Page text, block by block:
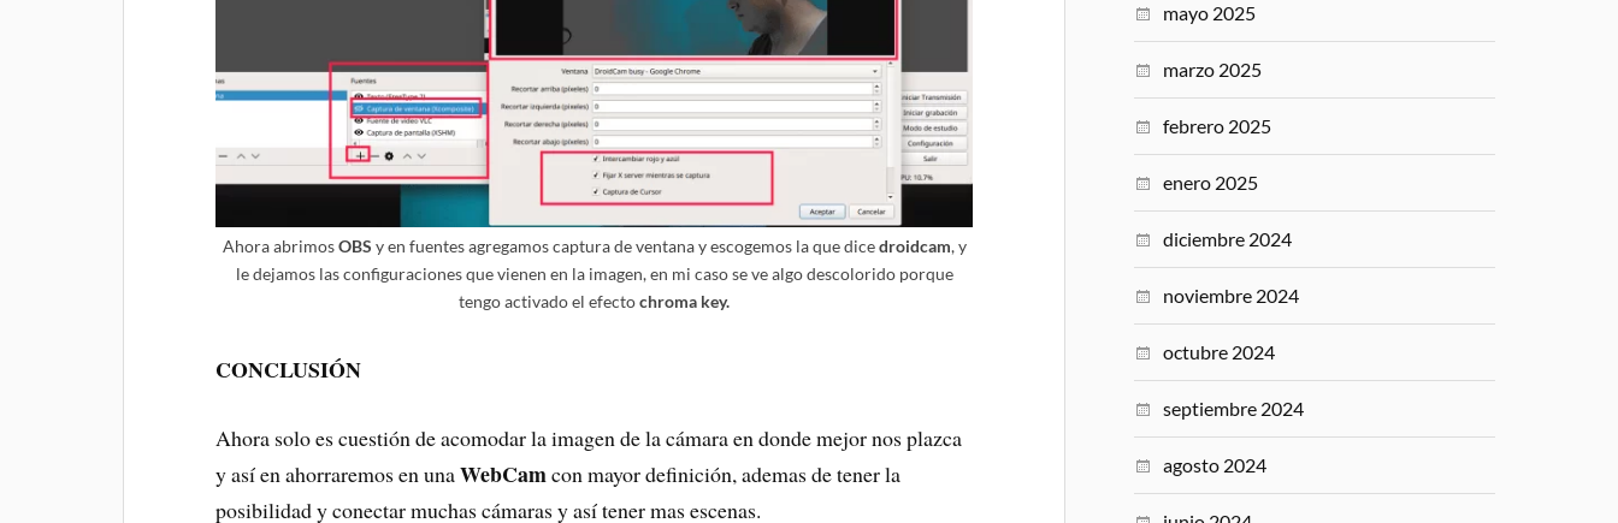
Ahora abrimosOBS y en fuentes agregamos captura de ventana y escogemos la que dicedroidcam, y
le dejamos las configuraciones que vienen en la imagen, en mi caso se ve algo descolorido porque
tengo activado el efectochroma key.
CONCLUSIÓN
Ahora solo es cuestión de acomodar la imagen de la cámara en donde mejor nos plazca
y así en ahorraremos en unaWebCamcon mayor definición, ademas de tener la
posibilidad y conectar muchas cámaras y así tener mas escenas.
mayo 2025
marzo 2025
febrero 2025
enero 2025
diciembre 2024
noviembre 2024
octubre 2024
septiembre 2024
agosto 2024